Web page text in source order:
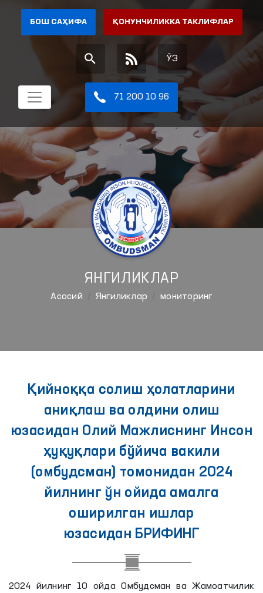
БОШ САҲИФА ҚОНУНЧИЛИККА ТАКЛИФЛАР
ЎЗ
71 200 10 96
ЯНГИЛИКЛАР
Aсосий Янгиликлар мониторинг
Қийноққа солиш ҳолатларини
аниқлаш ва олдини олиш
юзасидан Олий Мажлиснинг Инсон
ҳуқуқлари бўйича вакили
(омбудсман) томонидан 2024
йилнинг ўн ойида амалга
оширилган ишлар
юзасидан БРИФИНГ
2024 йилнинг 10 ойда Омбудсман ва Жамоатчилик